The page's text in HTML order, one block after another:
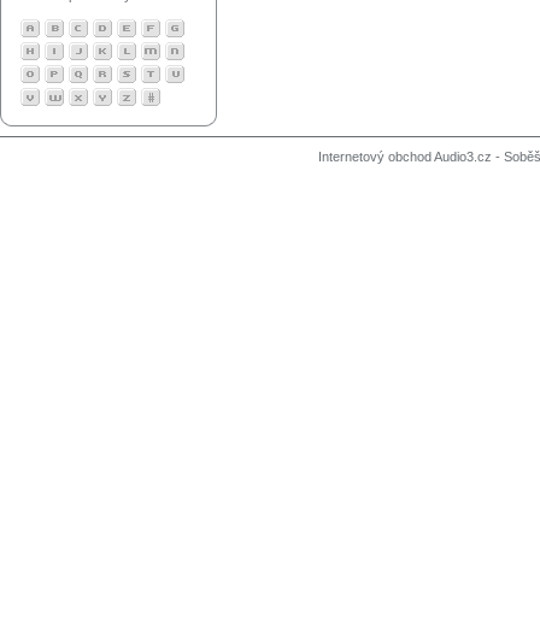
Internetový obchod Audio3.cz -